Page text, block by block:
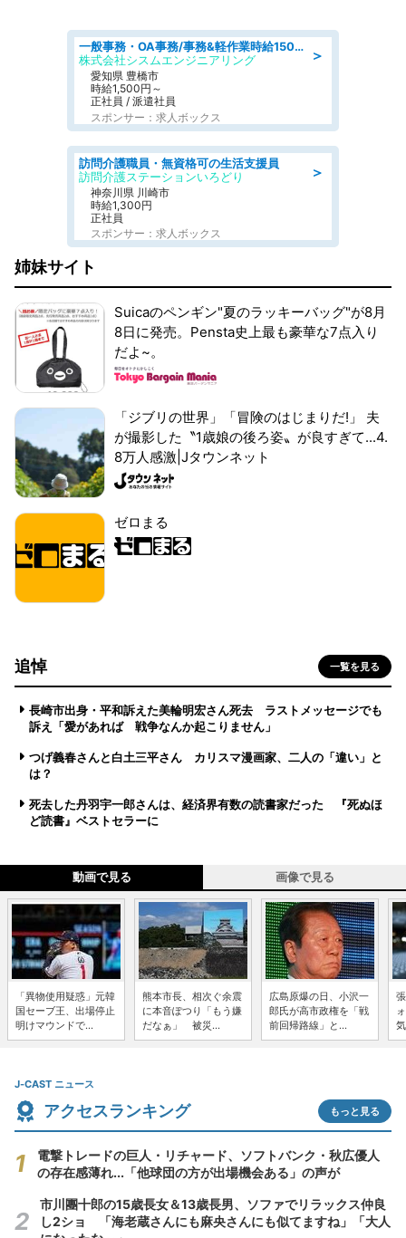
＞
一般事務・OA事務/事務&軽作業時給1500円土日祝休み各種社保完備
株式会社シスムエンジニアリング
愛知県 豊橋市
時給1,500円～
正社員 / 派遣社員
スポンサー：求人ボックス
＞
訪問介護職員・無資格可の生活支援員
訪問介護ステーションいろどり
神奈川県 川崎市
時給1,300円
正社員
スポンサー：求人ボックス
姉妹サイト
Suicaのペンギン"夏のラッキーバッグ"が8月
8日に発売。Pensta史上最も豪華な7点入り
だよ~。
「ジブリの世界」「冒険のはじまりだ!」 夫
が撮影した〝1歳娘の後ろ姿〟が良すぎて...4.
8万人感激|Jタウンネット
ゼロまる
追悼 一覧を見る
長崎市出身・平和訴えた美輪明宏さん死去 ラストメッセージでも
訴え「愛があれば 戦争なんか起こりません」
つげ義春さんと白土三平さん カリスマ漫画家、二人の「違い」と
は？
死去した丹羽宇一郎さんは、経済界有数の読書家だった 『死ぬほ
ど読書』ベストセラーに
動画で見る 画像で見る
「異物使用疑惑」元韓
国セーブ王、出場停止
明けマウンドで...
熊本市長、相次ぐ余震
に本音ぽつり「もう嫌
だなぁ」 被災...
広島原爆の日、小沢一
郎氏が高市政権を「戦
前回帰路線」と...
J-CAST ニュース
アクセスランキング もっと見る
電撃トレードの巨人・リチャード、ソフトバンク・秋広優人
の存在感薄れ...「他球団の方が出場機会ある」の声が
市川團十郎の15歳長女＆13歳長男、ソファでリラックス仲良
し2ショ 「海老蔵さんにも麻央さんにも似てますね」「大人